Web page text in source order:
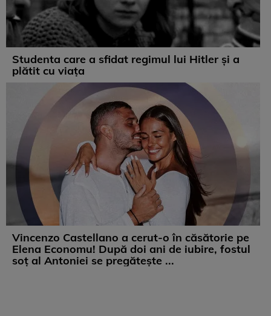
Studenta care a sfidat regimul lui Hitler și a
plătit cu viața
Vincenzo Castellano a cerut-o în căsătorie pe
Elena Economu! După doi ani de iubire, fostul
soț al Antoniei se pregătește ...